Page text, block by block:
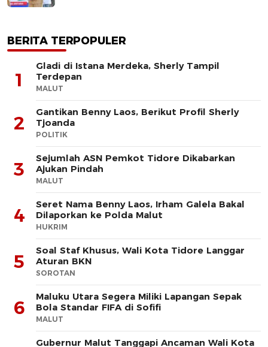
BERITA TERPOPULER
1
Gladi di Istana Merdeka, Sherly Tampil
Terdepan
MALUT
2
Gantikan Benny Laos, Berikut Profil Sherly
Tjoanda
POLITIK
3
Sejumlah ASN Pemkot Tidore Dikabarkan
Ajukan Pindah
MALUT
4
Seret Nama Benny Laos, Irham Galela Bakal
Dilaporkan ke Polda Malut
HUKRIM
5
Soal Staf Khusus, Wali Kota Tidore Langgar
Aturan BKN
SOROTAN
6
Maluku Utara Segera Miliki Lapangan Sepak
Bola Standar FIFA di Sofifi
MALUT
Gubernur Malut Tanggapi Ancaman Wali Kota